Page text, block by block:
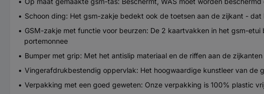
Schoon ding: Het gsm-zakje bedekt ook de toetsen aan de zijkant -
GSM-zakje met functie voor beurzen: De 2 kaartvakken in het gsm-
portemonnee
Bumper met grip: Met het antislip materiaal en de riffen aan de
Vingerafdrukbestendig oppervlak: Het hoogwaardige kunstleer van de
Verpakking met een goed geweten: Onze verpakking is 100% plastic